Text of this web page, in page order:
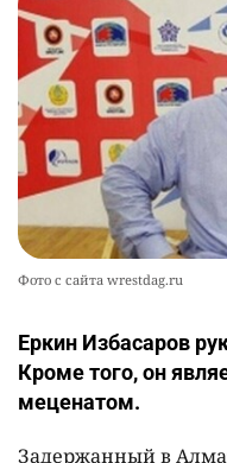
Фото с сайта wrestdag.ru
Еркин Избасаров
Кроме того, он
меценатом.
Задержанный в